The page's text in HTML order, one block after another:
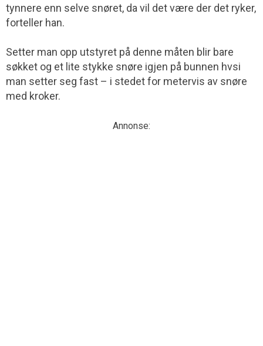
tynnere enn selve snøret, da vil det være der det ryker,
forteller han.
Setter man opp utstyret på denne måten blir bare
søkket og et lite stykke snøre igjen på bunnen hvsi
man setter seg fast – i stedet for metervis av snøre
med kroker.
Annonse: